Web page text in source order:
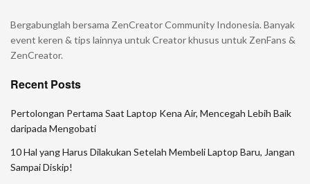
Bergabunglah bersama ZenCreator Community Indonesia. Banyak
event keren & tips lainnya untuk Creator khusus untuk ZenFans &
ZenCreator.
Recent Posts
Pertolongan Pertama Saat Laptop Kena Air, Mencegah Lebih Baik
daripada Mengobati
10 Hal yang Harus Dilakukan Setelah Membeli Laptop Baru, Jangan
Sampai Diskip!